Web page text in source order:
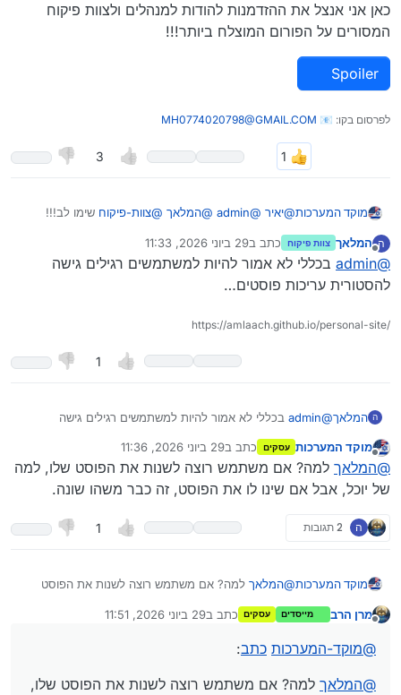
כאן אני אנצל את ההזדמנות להודות למנהלים ולצוות פיקוח
המסורים על הפורום המוצלח ביותר!!!
Spoiler
לפרסום בקו: 📧 MH0774020798@GMAIL.COM
3
מוקד המערכות@יאיר @
admin
@המלאך @צוות-פיקוח
האפשרות מוצגת פה:
כאן אני אנצל את ההזדמנות להודות למנהלים ולצוות
פיקוח המסורים על הפורום המוצלח ביותר!!!
Spoiler
ה
מנותק
המלאך צוות פיקוח כתב ב29 ביוני 2026, 11:33
נערך לאחרונה על ידי המלאך
@
admin בכללי לא אמור להיות למשתמשים רגילים גישה
להסטורית עריכות פוסטים…
https://amlaach.github.io/personal-site/
1
ה המלאך@
admin בכללי לא אמור להיות למשתמשים רגילים גישה
מנותק
מוקד המערכות עסקים כתב ב29 ביוני 2026, 11:36
נערך לאחרונה על ידי
@המלאך למה? אם משתמש רוצה לשנות את הפוסט שלו, למה
של יוכל, אבל אם שינו לו את הפוסט, זה כבר משהו שונה.
ה 2 תגובות 1
מוקד המערכות@המלאך למה? אם משתמש רוצה לשנות את הפוסט
משהו שונה.
מרן הרב מייסדים עסקים כתב ב29 ביוני 2026, 11:51
נערך לאחרונה על ידי מרן הרב
@מוקד-המערכות כתב:
@המלאך למה? אם משתמש רוצה לשנות את הפוסט שלו,